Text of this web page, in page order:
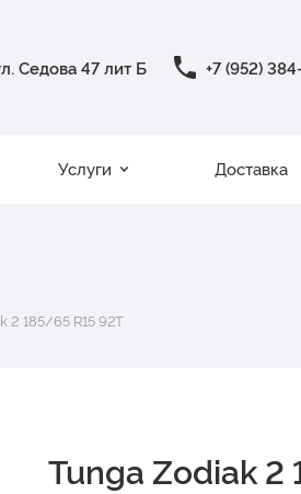
Седова 47 лит Б +7 (952)
Услуги Доставка
2 185/65 R15 92T
Tunga Zodiak 2